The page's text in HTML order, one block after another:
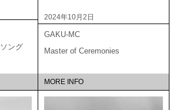
ング
2024年10月2日
GAKU-MC
Master of Ceremonies
MORE INFO